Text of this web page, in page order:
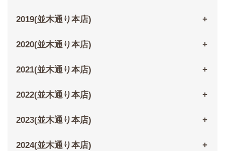
2019(並木通り本店)
2020(並木通り本店)
2021(並木通り本店)
2022(並木通り本店)
2023(並木通り本店)
2024(並木通り本店)